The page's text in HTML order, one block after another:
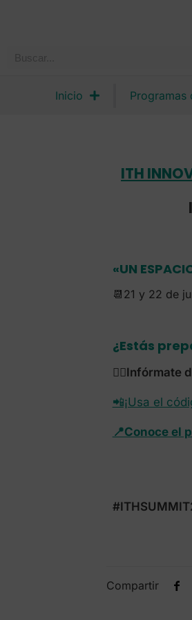
Inicio Programas
ITH
«UN
📆21 y 22 de
¿Estás
📲¡Usa el
📍Conoce el
Compartir